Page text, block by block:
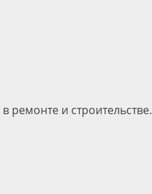
ремонте и строительстве.